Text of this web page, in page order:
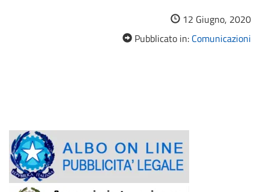
12 Giugno, 2020
Pubblicato in: Comunicazioni